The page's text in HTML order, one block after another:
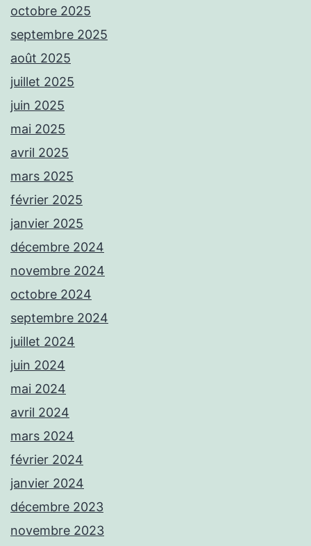
octobre 2025
septembre 2025
août 2025
juillet 2025
juin 2025
mai 2025
avril 2025
mars 2025
février 2025
janvier 2025
décembre 2024
novembre 2024
octobre 2024
septembre 2024
juillet 2024
juin 2024
mai 2024
avril 2024
mars 2024
février 2024
janvier 2024
décembre 2023
novembre 2023